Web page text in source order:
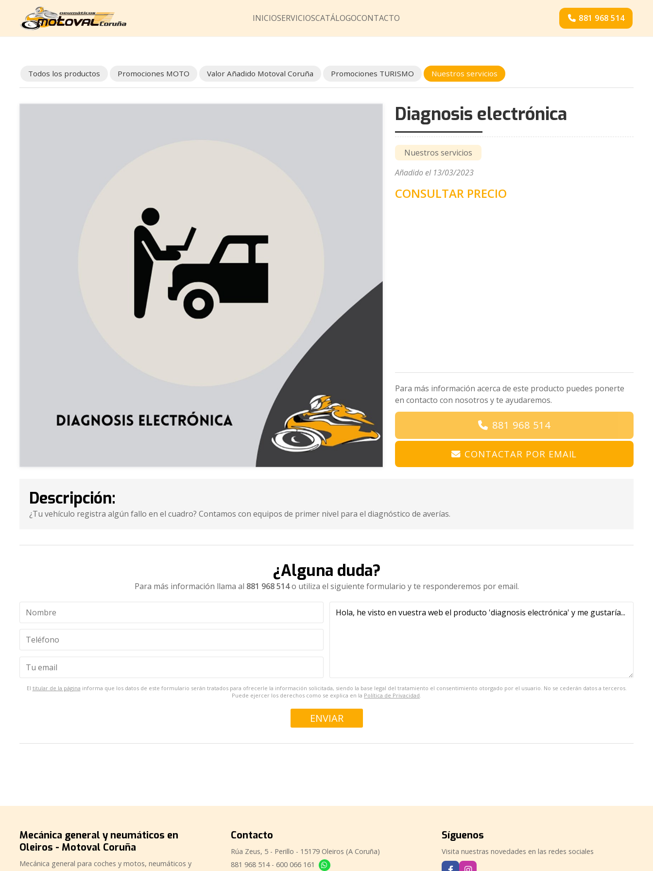
INICIOSERVICIOSCATÁLOGOCONTACTO 881 968 514
Todos los productos Promociones MOTO Valor Añadido Motoval Coruña Promociones TURISMO Nuestros servicios
Diagnosis electrónica
Nuestros servicios
Añadido el 13/03/2023
CONSULTAR PRECIO
Para más información acerca de este producto puedes ponerte
en contacto con nosotros y te ayudaremos.
881 968 514
CONTACTAR POR EMAIL
Descripción:
¿Tu vehículo registra algún fallo en el cuadro? Contamos con equipos de primer nivel para el diagnóstico de averías.
¿Alguna duda?
Para más información llama al 881 968 514o utiliza el siguiente formulario y te responderemos por email.
El titular de la página informa que los datos de este formulario serán tratados para ofrecerle la información solicitada, siendo la base legal del tratamiento el consentimiento otorgado por el usuario. No se cederán datos a terceros.
Puede ejercer los derechos como se explica en la Política de Privacidad
Mecánica general y neumáticos en
Oleiros - Motoval Coruña
Mecánica general para coches y motos, neumáticos y
Contacto
Rúa Zeus, 5 - Perillo - 15179 Oleiros (A Coruña)
881 968 514 - 600 066 161
Síguenos
Visita nuestras novedades en las redes sociales